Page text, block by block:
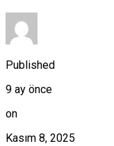
Published
9 ay önce
on
Kasım 8, 2025